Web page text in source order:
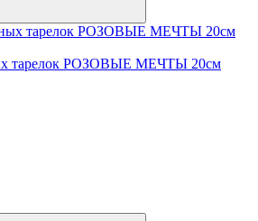
тарелок РОЗОВЫЕ МЕЧТЫ 20см